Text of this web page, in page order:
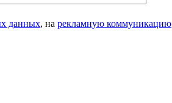
данных, на рекламную коммуникацию